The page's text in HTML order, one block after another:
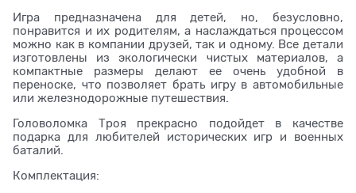
Игра предназначена для детей, но, безусловно,
понравится и их родителям, а наслаждаться процессом
можно как в компании друзей, так и одному. Все детали
изготовлены из экологически чистых материалов, а
компактные размеры делают ее очень удобной в
переноске, что позволяет брать игру в автомобильные
или железнодорожные путешествия.
Головоломка Троя прекрасно подойдет в качестве
подарка для любителей исторических игр и военных
баталий.
Комплектация: